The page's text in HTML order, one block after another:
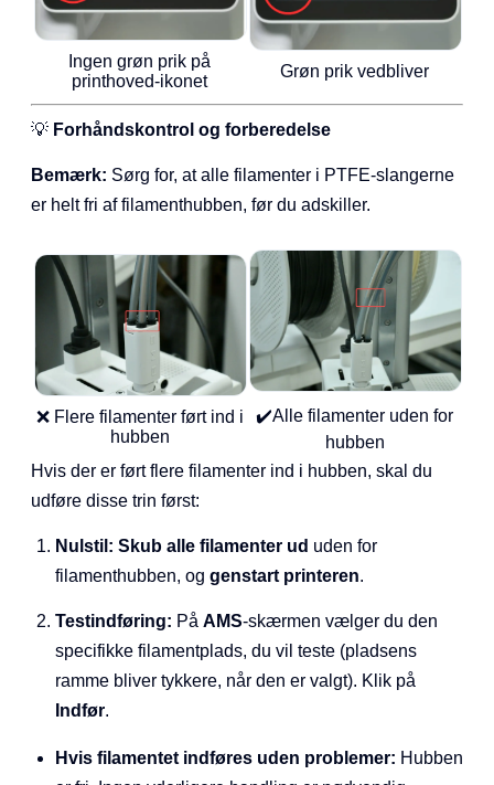
Ingen grøn prik på
printhoved-ikonet
Grøn prik vedbliver
💡 Forhåndskontrol og forberedelse
Bemærk: Sørg for, at alle filamenter i PTFE-slangerne
er helt fri af filamenthubben, før du adskiller.
❌ Flere filamenter ført ind i
hubben
✔️Alle filamenter uden for
hubben
Hvis der er ført flere filamenter ind i hubben, skal du
udføre disse trin først:
Nulstil: Skub alle filamenter ud uden for
filamenthubben, og genstart printeren.
Testindføring: På AMS-skærmen vælger du den
specifikke filamentplads, du vil teste (pladsens
ramme bliver tykkere, når den er valgt). Klik på
Indfør.
Hvis filamentet indføres uden problemer: Hubben